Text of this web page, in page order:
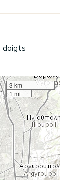
doigts
3 km
1 mi